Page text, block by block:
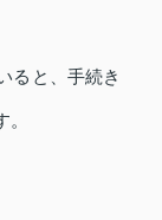
ると、手続き